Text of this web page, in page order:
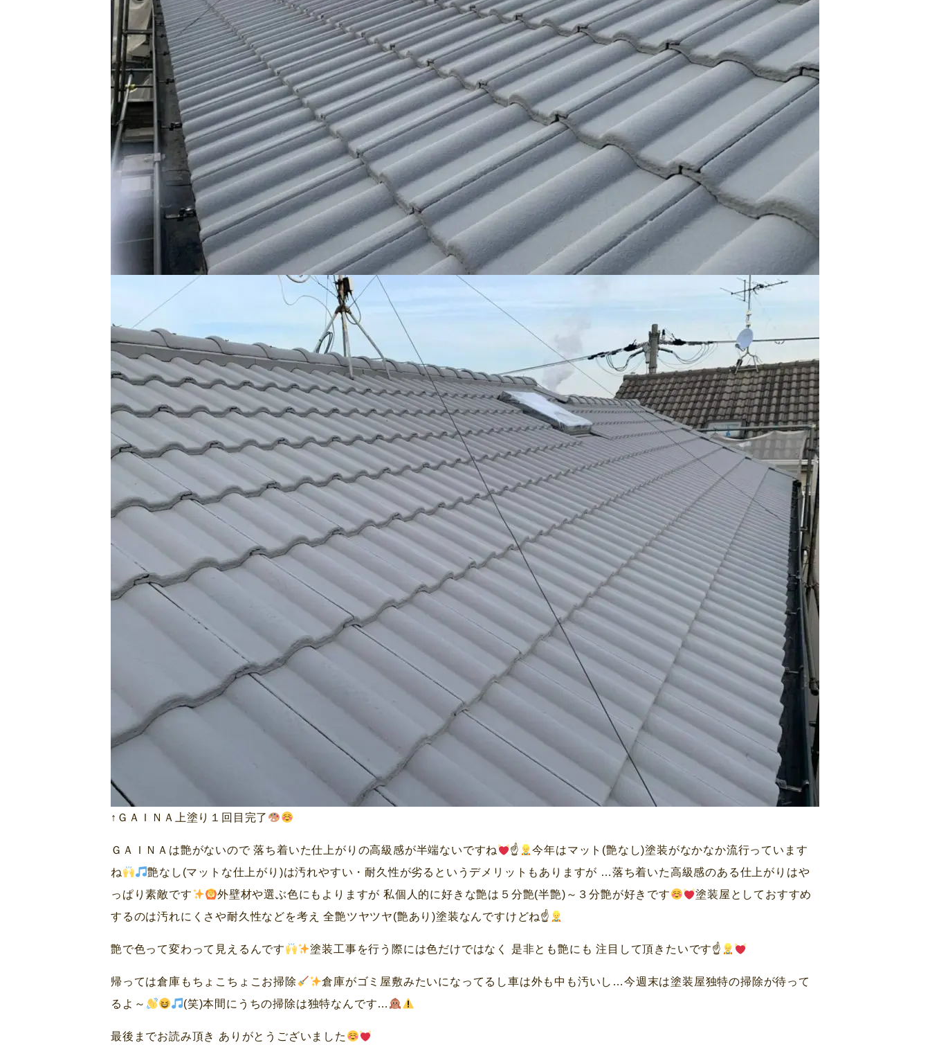
↑ＧＡＩＮＡ上塗り１回目完了
ＧＡＩＮＡは艶がないので 落ち着いた仕上がりの高級感が半端ないですね ☝
今年はマット(艶なし)塗装がなかなか流行っています
ね
艶なし(マットな仕上がり)は汚れやすい・耐久性が劣るというデメリットもありますが …落ち着いた高級感のある仕上がりはや
っぱり素敵です
外壁材や選ぶ色にもよりますが 私個人的に好きな艶は５分艶(半艶)～３分艶が好きです
塗装屋としておすすめ
するのは汚れにくさや耐久性などを考え 全艶ツヤツヤ(艶あり)塗装なんですけどね☝
艶で色って変わって見えるんです 塗装工事を行う際には色だけではなく 是非とも艶にも 注目して頂きたいです☝
帰っては倉庫もちょこちょこお掃除
倉庫がゴミ屋敷みたいになってるし車は外も中も汚いし…今週末は塗装屋独特の掃除が待って
るよ～
(笑)本間にうちの掃除は独特なんです…
最後までお読み頂き ありがとうございました